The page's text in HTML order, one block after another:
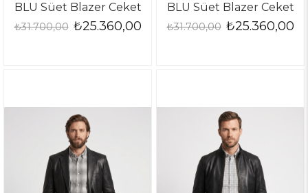
BLU Süet Blazer Ceket
₺25.360,00
₺31.700,00
BLU Süet Blazer Ceket
₺25.360,00
₺31.700,00